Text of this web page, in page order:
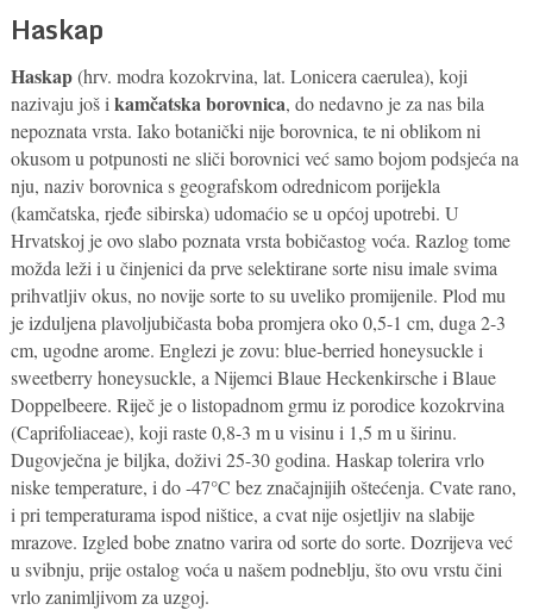
Haskap
Haskap(hrv. modra kozokrvina, lat. Lonicera caerulea), koji
nazivaju još i kamčatska borovnica, do nedavno je za nas bila
nepoznata vrsta. Iako botanički nije borovnica, te ni oblikom ni
okusom u potpunosti ne sliči borovnici već samo bojom podsjeća na
nju, naziv borovnica s geografskom odrednicom porijekla
(kamčatska, rjeđe sibirska) udomaćio se u općoj upotrebi. U
Hrvatskoj je ovo slabo poznata vrsta bobičastog voća. Razlog tome
možda leži i u činjenici da prve selektirane sorte nisu imale svima
prihvatljiv okus, no novije sorte to su uveliko promijenile. Plod mu
je izduljena plavoljubičasta boba promjera oko 0,5-1 cm, duga 2-3
cm, ugodne arome. Englezi je zovu: blue-berried honeysuckle i
sweetberry honeysuckle, a Nijemci Blaue Heckenkirsche i Blaue
Doppelbeere. Riječ je o listopadnom grmu iz porodice kozokrvina
(Caprifoliaceae), koji raste 0,8-3 m u visinu i 1,5 m u širinu.
Dugovječna je biljka, doživi 25-30 godina. Haskap tolerira vrlo
niske temperature, i do -47°C bez značajnijih oštećenja. Cvate rano,
i pri temperaturama ispod ništice, a cvat nije osjetljiv na slabije
mrazove. Izgled bobe znatno varira od sorte do sorte. Dozrijeva već
u svibnju, prije ostalog voća u našem podneblju, što ovu vrstu čini
vrlo zanimljivom za uzgoj.